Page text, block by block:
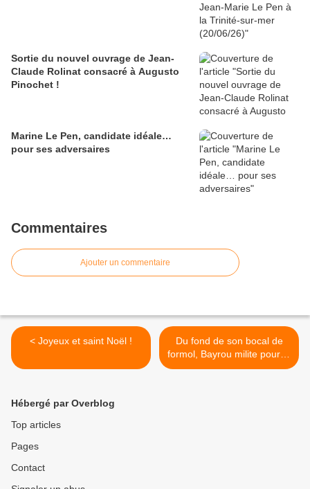
Sortie du nouvel ouvrage de Jean-
Claude Rolinat consacré à Augusto
Pinochet !
Marine Le Pen, candidate idéale…
pour ses adversaires
Commentaires
Ajouter un commentaire
< Joyeux et saint Noël !
Du fond de son bocal de
formol, Bayrou milite pour le
passeport sanitaire >
Hébergé par Overblog
Top articles
Pages
Contact